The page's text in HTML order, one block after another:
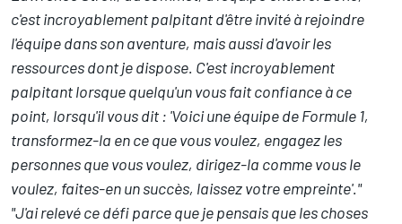
c'est incroyablement palpitant d'être invité à rejoindre
l'équipe dans son aventure, mais aussi d'avoir les
ressources dont je dispose. C'est incroyablement
palpitant lorsque quelqu'un vous fait confiance à ce
point, lorsqu'il vous dit : 'Voici une équipe de Formule 1,
transformez-la en ce que vous voulez, engagez les
personnes que vous voulez, dirigez-la comme vous le
voulez, faites-en un succès, laissez votre empreinte'."
"J'ai relevé ce défi parce que je pensais que les choses